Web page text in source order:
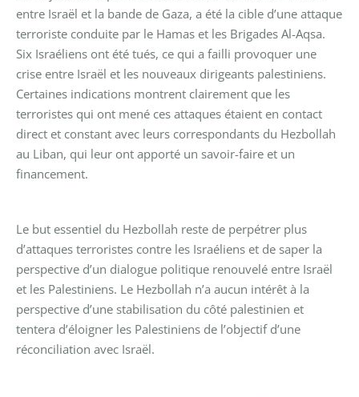
entre Israël et la bande de Gaza, a été la cible d’une attaque
terroriste conduite par le Hamas et les Brigades Al-Aqsa.
Six Israéliens ont été tués, ce qui a failli provoquer une
crise entre Israël et les nouveaux dirigeants palestiniens.
Certaines indications montrent clairement que les
terroristes qui ont mené ces attaques étaient en contact
direct et constant avec leurs correspondants du Hezbollah
au Liban, qui leur ont apporté un savoir-faire et un
financement.
Le but essentiel du Hezbollah reste de perpétrer plus
d’attaques terroristes contre les Israéliens et de saper la
perspective d’un dialogue politique renouvelé entre Israël
et les Palestiniens. Le Hezbollah n’a aucun intérêt à la
perspective d’une stabilisation du côté palestinien et
tentera d’éloigner les Palestiniens de l’objectif d’une
réconciliation avec Israël.